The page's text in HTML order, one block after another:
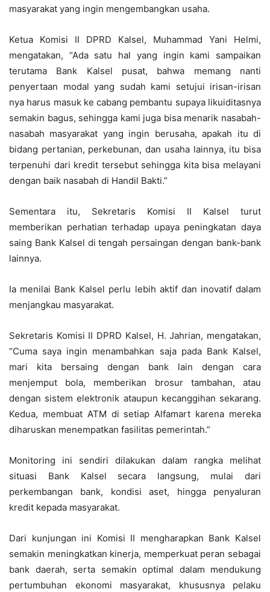
masyarakat yang ingin mengembangkan usaha.
Ketua Komisi II DPRD Kalsel, Muhammad Yani Helmi,
mengatakan, “Ada satu hal yang ingin kami sampaikan
terutama Bank Kalsel pusat, bahwa memang nanti
penyertaan modal yang sudah kami setujui irisan-irisan
nya harus masuk ke cabang pembantu supaya likuiditasnya
semakin bagus, sehingga kami juga bisa menarik nasabah-
nasabah masyarakat yang ingin berusaha, apakah itu di
bidang pertanian, perkebunan, dan usaha lainnya, itu bisa
terpenuhi dari kredit tersebut sehingga kita bisa melayani
dengan baik nasabah di Handil Bakti.”
Sementara itu, Sekretaris Komisi II Kalsel turut
memberikan perhatian terhadap upaya peningkatan daya
saing Bank Kalsel di tengah persaingan dengan bank-bank
lainnya.
Ia menilai Bank Kalsel perlu lebih aktif dan inovatif dalam
menjangkau masyarakat.
Sekretaris Komisi II DPRD Kalsel, H. Jahrian, mengatakan,
“Cuma saya ingin menambahkan saja pada Bank Kalsel,
mari kita bersaing dengan bank lain dengan cara
menjemput bola, memberikan brosur tambahan, atau
dengan sistem elektronik ataupun kecanggihan sekarang.
Kedua, membuat ATM di setiap Alfamart karena mereka
diharuskan menempatkan fasilitas pemerintah.”
Monitoring ini sendiri dilakukan dalam rangka melihat
situasi Bank Kalsel secara langsung, mulai dari
perkembangan bank, kondisi aset, hingga penyaluran
kredit kepada masyarakat.
Dari kunjungan ini Komisi II mengharapkan Bank Kalsel
semakin meningkatkan kinerja, memperkuat peran sebagai
bank daerah, serta semakin optimal dalam mendukung
pertumbuhan ekonomi masyarakat, khususnya pelaku